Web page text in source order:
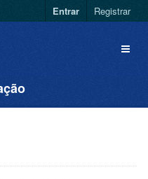
Entrar Registrar